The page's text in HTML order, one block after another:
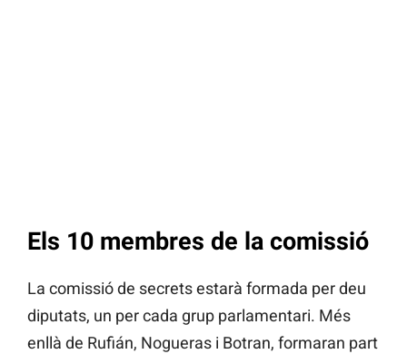
Els 10 membres de la comissió
La comissió de secrets estarà formada per deu
diputats, un per cada grup parlamentari. Més
enllà de Rufián, Nogueras i Botran, formaran part